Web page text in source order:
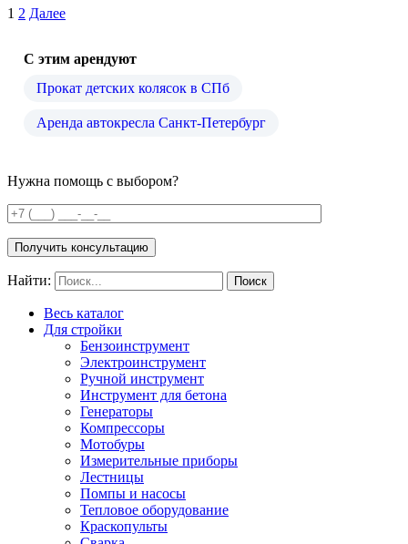
1 2 Далее
С этим арендуют
Прокат детских колясок в СПб
Аренда автокресла Санкт-Петербург
Нужна помощь с выбором?
Получить консультацию
Найти:
Весь каталог
Для стройки
Бензоинструмент
Электроинструмент
Ручной инструмент
Инструмент для бетона
Генераторы
Компрессоры
Мотобуры
Измерительные приборы
Лестницы
Помпы и насосы
Тепловое оборудование
Краскопульты